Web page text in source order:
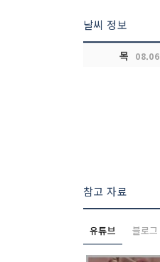
날씨 정보
목 08.06
참고 자료
유튜브 블로그